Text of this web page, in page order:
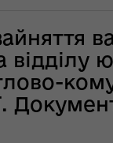
відділу